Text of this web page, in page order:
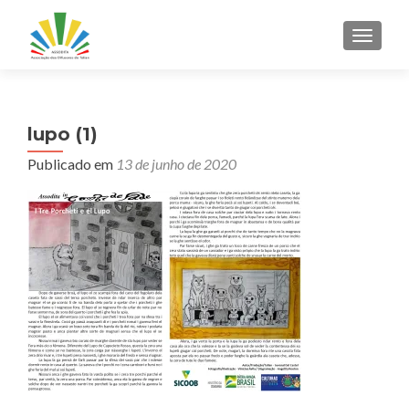
lupo (1)
Publicado em 13 de junho de 2020